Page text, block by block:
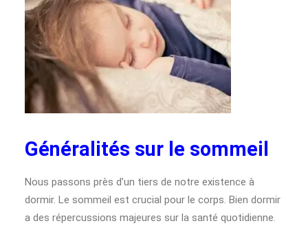
Généralités sur le sommeil
Nous passons près d’un tiers de notre existence à
dormir. Le sommeil est crucial pour le corps. Bien dormir
a des répercussions majeures sur la santé quotidienne.